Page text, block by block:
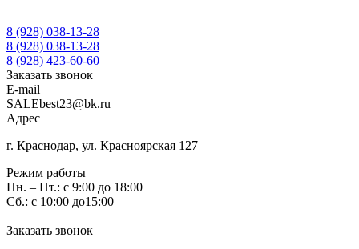
8 (928) 038-13-28
8 (928) 038-13-28
8 (928) 423-60-60
Заказать звонок
E-mail
SALEbest23@bk.ru
Адрес
г. Краснодар, ул. Красноярская 127
Режим работы
Пн. – Пт.: с 9:00 до 18:00
Сб.: с 10:00 до15:00
Заказать звонок